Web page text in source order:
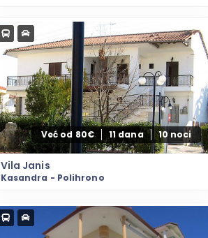
Već od 80€ 11 dana 10 noci
Vila Janis
Kasandra - Polihrono